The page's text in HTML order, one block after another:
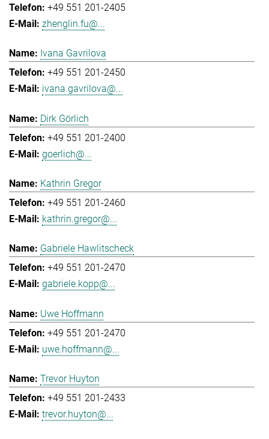
+49 551 201-2405
zhenglin.fu@...
Ivana Gavrilova
+49 551 201-2450
ivana.gavrilova@...
Dirk Görlich
+49 551 201-2400
goerlich@...
Kathrin Gregor
+49 551 201-2460
kathrin.gregor@...
Gabriele Hawlitscheck
+49 551 201-2470
gabriele.kopp@...
Uwe Hoffmann
+49 551 201-2470
uwe.hoffmann@...
Trevor Huyton
+49 551 201-2433
trevor.huyton@...